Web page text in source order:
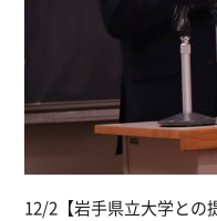
12/2【岩手県立大学との